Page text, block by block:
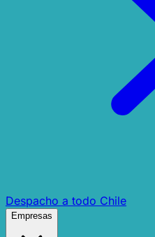
Despacho a todo Chile
Empresas